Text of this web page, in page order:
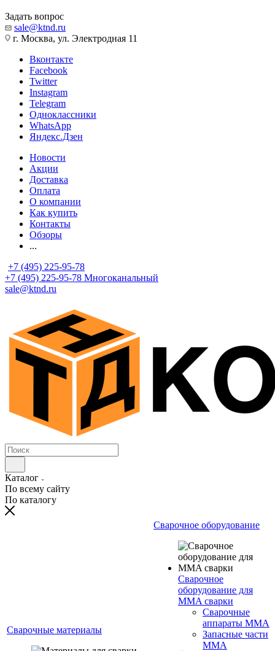
Задать вопрос
sale@ktnd.ru
г. Москва, ул. Электродная 11
Вконтакте
Facebook
Twitter
Instagram
Telegram
Одноклассники
WhatsApp
Яндекс.Дзен
Новости
Акции
Доставка
Оплата
О компании
Как купить
Контакты
Обзоры
...
+7 (495) 225-95-78
+7 (495) 225-95-78 Многоканальный
sale@ktnd.ru
Каталог
По всему сайту
По каталогу
Сварочные материалы
Сварочное оборудование
Сварочное
оборудование для
MMA сварки
Сварочные
аппараты MMA
Запасные части
MMA